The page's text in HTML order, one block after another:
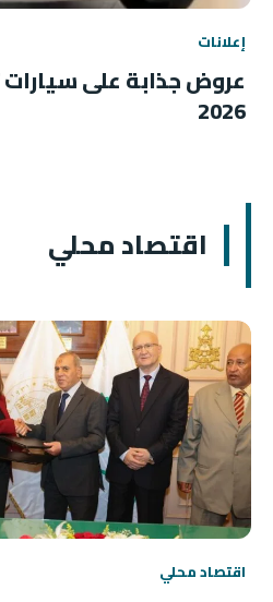
إعلانات
عروض جذابة على
2026
اقتصاد محلي
اقتصاد محلي